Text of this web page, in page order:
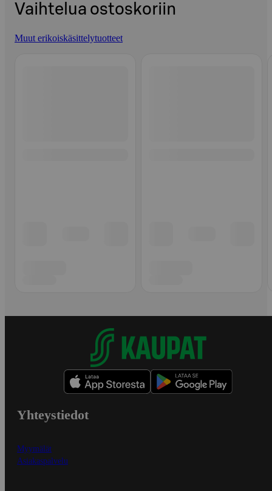
Vaihtelua ostoskoriin
Muut erikoiskäsittelytuotteet
Yhteystiedot
Myymälät
Asiakaspalvelu